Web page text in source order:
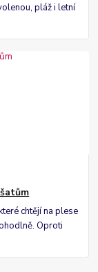
pláž i letní
chtějí na plese
Oproti